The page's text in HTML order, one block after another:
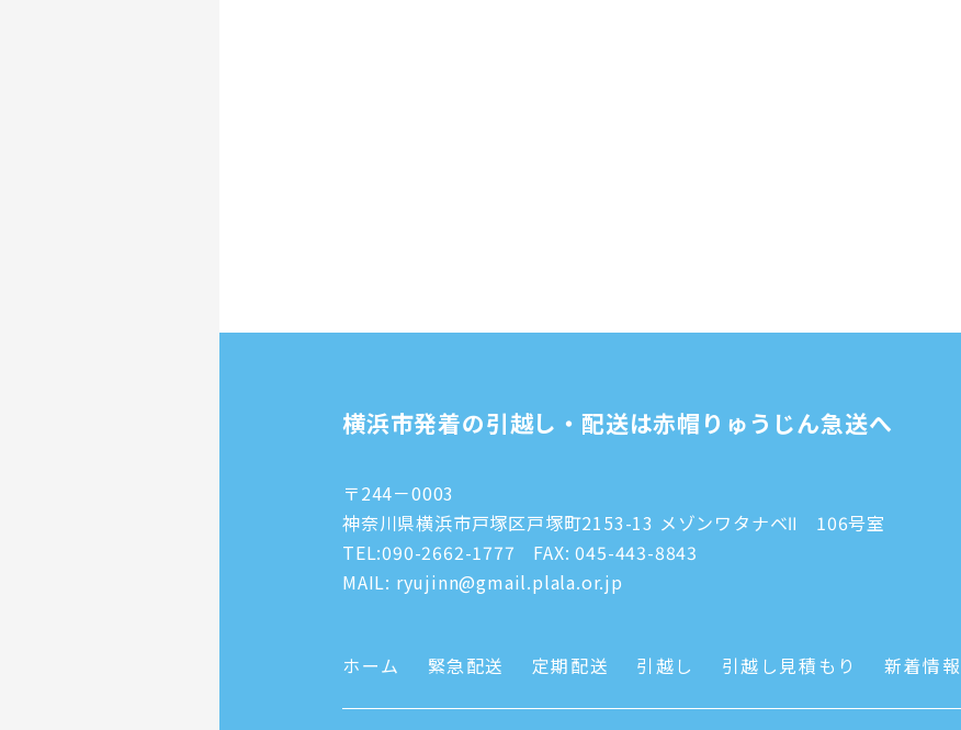
横浜市発着の引越し・配送は赤帽りゅうじん急送へ
〒244－0003
神奈川県横浜市戸塚区戸塚町2153-13 メゾンワタナベⅡ 106号室
TEL:090-2662-1777 FAX: 045-443-8843
MAIL: ryujinn@gmail.plala.or.jp
ホーム 緊急配送 定期配送 引越し 引越し見積もり 新着情報